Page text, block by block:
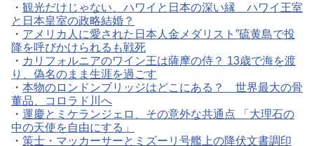
・ 観光だけじゃない、ハワイと日本の深い縁 ハワイ王室
と日本皇室の政略結婚？
・ アメリカ人に愛された日本人金メダリスト”硫黄島で投
降を呼びかけられるも戦死
・ カリフォルニアのワイン王は薩摩の侍？ 13歳で海を渡
り、偽名のまま生涯を過ごす
・ 本物のロンドンブリッジはどこにある？ 世界最大の骨
董品、コロラド川へ
・ 運慶とミケランジェロ、その意外な共通点 「大理石の
中の天使を自由にする」
・ 策士・マッカーサーとミズーリ号艦上の降伏文書調印